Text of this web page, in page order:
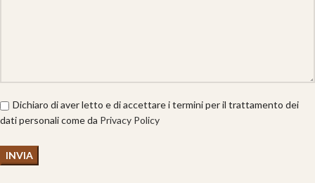
Dichiaro di aver letto e di accettare i termini per il trattamento dei
dati personali come da Privacy Policy